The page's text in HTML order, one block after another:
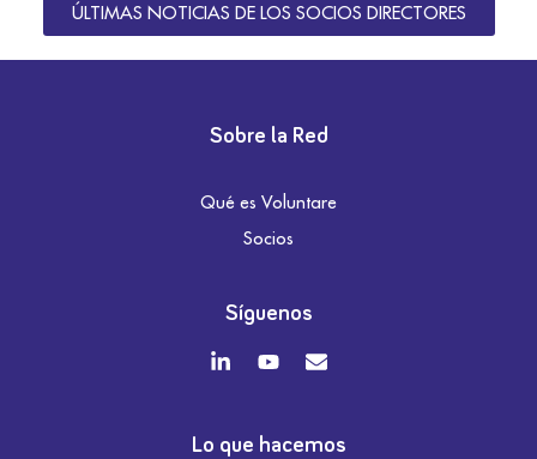
ÚLTIMAS NOTICIAS DE LOS SOCIOS DIRECTORES
Sobre la Red
Qué es Voluntare
Socios
Síguenos
Lo que hacemos